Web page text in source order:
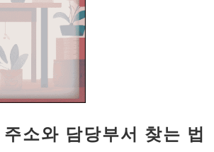
소와 담당부서 찾는 법